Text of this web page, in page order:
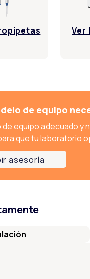
Ver
de equipo
de equipo adecuado y
que tu laboratorio
asesoría